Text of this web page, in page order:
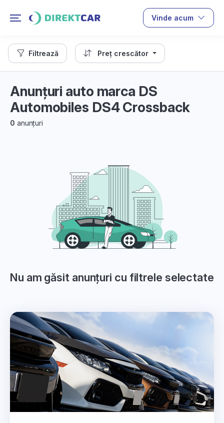
Vinde acum
Filtrează Preț crescător
Anunțuri auto marca DS
Automobiles DS4 Crossback
0 anunțuri
Nu am găsit anunțuri cu filtrele selectate